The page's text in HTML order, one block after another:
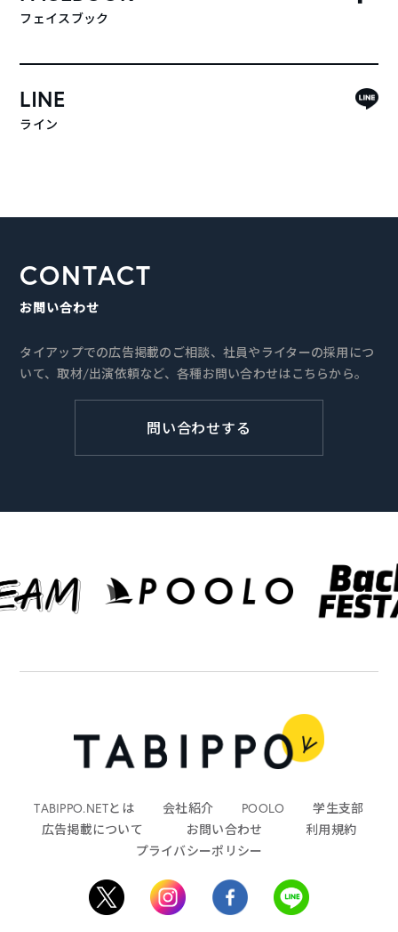
フェイスブック
LINE
ライン
CONTACT
お問い合わせ
タイアップでの広告掲載のご相談、社員やライターの採用につ
いて、取材/出演依頼など、各種お問い合わせはこちらから。
問い合わせする
TABIPPO.NETとは 会社紹介 POOLO
学生支部
広告掲載について
お問い合わせ
利用規約
プライバシーポリシー